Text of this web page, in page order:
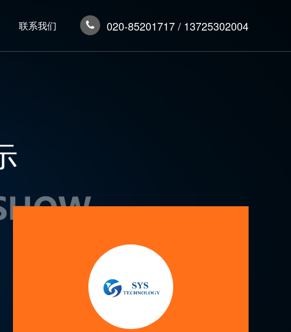
联系我们 020-85201717 / 13725302004